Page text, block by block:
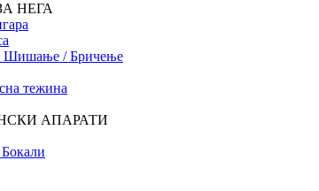
НЕГА
Шишање / Бричење
тежина
АПАРАТИ